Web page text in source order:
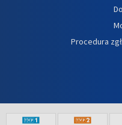
Procedura